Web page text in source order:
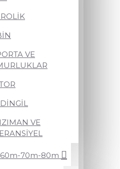
VE
VE
60m-70m-80m